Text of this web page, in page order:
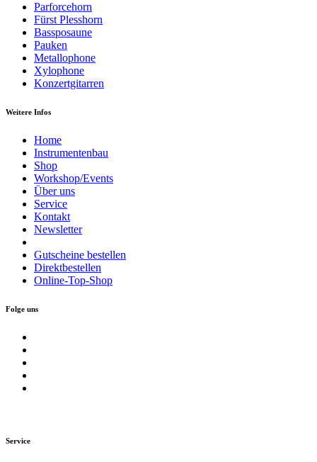
Parforcehorn
Fürst Plesshorn
Bassposaune
Pauken
Metallophone
Xylophone
Konzertgitarren
Weitere Infos
Home
Instrumentenbau
Shop
Workshop/Events
Über uns
Service
Kontakt
Newsletter
Gutscheine bestellen
Direktbestellen
Online-Top-Shop
Folge uns
Service